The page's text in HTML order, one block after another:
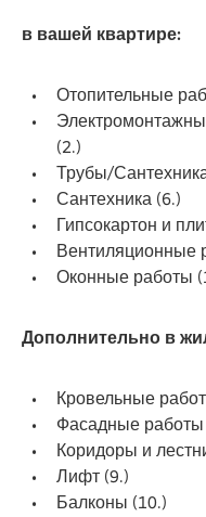
в вашей квартире:
Отопительные
(2.)
Трубы/
Сантехника (6.)
Гипсокартон и
Вентиляционные
Оконные работы
Дополнительно в
Кровельные
Фасадные работы
Коридоры и
Лифт (9.)
Балконы (10.)